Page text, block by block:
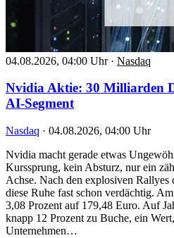
04.08.2026, 04:00 Uhr · Nasdaq
Nvidia Aktie: 30 Milliarden
AI-Segment
Nasdaq · 04.08.2026, 04:00 Uhr
Nvidia macht gerade etwas
Kurssprung, kein Absturz, nur ein
Achse. Nach den explosiven Rallyes
diese Ruhe fast schon verdächtig.
3,08 Prozent auf 179,48 Euro. Auf
knapp 12 Prozent zu Buche, ein
Unternehmen…